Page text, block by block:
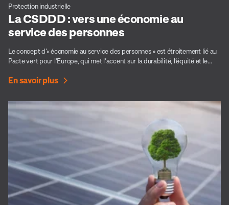
Protection industrielle
La CSDDD : vers une économie au
service des personnes
Le concept d’« économie au service des personnes » est étroitement lié au
Pacte vert pour l’Europe, qui met l’accent sur la durabilité, l’équité et le...
En savoir plus